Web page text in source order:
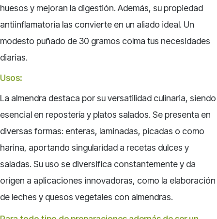
huesos y mejoran la digestión. Además, su propiedad
antiinflamatoria las convierte en un aliado ideal. Un
modesto puñado de 30 gramos colma tus necesidades
diarias.
Usos:
La almendra destaca por su versatilidad culinaria, siendo
esencial en repostería y platos salados. Se presenta en
diversas formas: enteras, laminadas, picadas o como
harina, aportando singularidad a recetas dulces y
saladas. Su uso se diversifica constantemente y da
origen a aplicaciones innovadoras, como la elaboración
de leches y quesos vegetales con almendras.